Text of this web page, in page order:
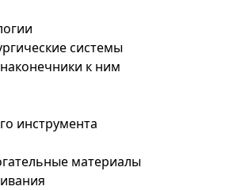
системы
к ним
инструмента
материалы